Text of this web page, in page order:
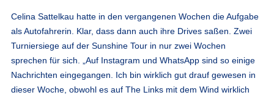
Celina Sattelkau hatte in den vergangenen Wochen die Aufgabe
als Autofahrerin. Klar, dass dann auch ihre Drives saßen. Zwei
Turniersiege auf der Sunshine Tour in nur zwei Wochen
sprechen für sich. „Auf Instagram und WhatsApp sind so einige
Nachrichten eingegangen. Ich bin wirklich gut drauf gewesen in
dieser Woche, obwohl es auf The Links mit dem Wind wirklich